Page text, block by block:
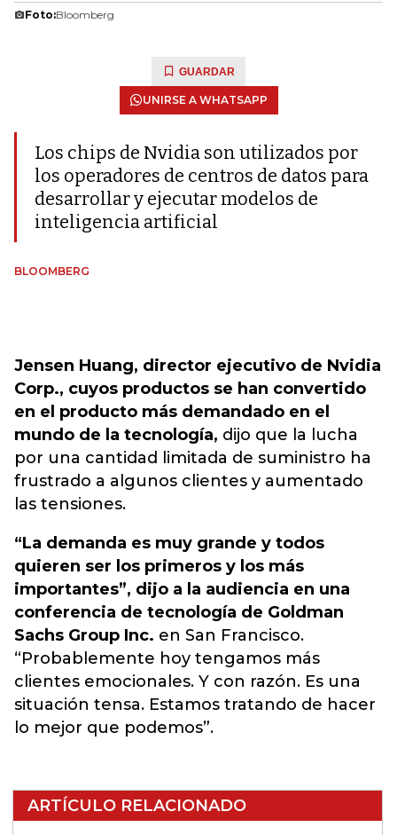
Foto:Bloomberg
GUARDAR
UNIRSE A WHATSAPP
Los chips de Nvidia son utilizados por
los operadores de centros de datos para
desarrollar y ejecutar modelos de
inteligencia artificial
BLOOMBERG
Jensen Huang, director ejecutivo de Nvidia
Corp., cuyos productos se han convertido
en el producto más demandado en el
mundo de la tecnología, dijo que la lucha
por una cantidad limitada de suministro ha
frustrado a algunos clientes y aumentado
las tensiones.
“La demanda es muy grande y todos
quieren ser los primeros y los más
importantes”, dijo a la audiencia en una
conferencia de tecnología de Goldman
Sachs Group Inc. en San Francisco.
“Probablemente hoy tengamos más
clientes emocionales. Y con razón. Es una
situación tensa. Estamos tratando de hacer
lo mejor que podemos”.
ARTÍCULO RELACIONADO